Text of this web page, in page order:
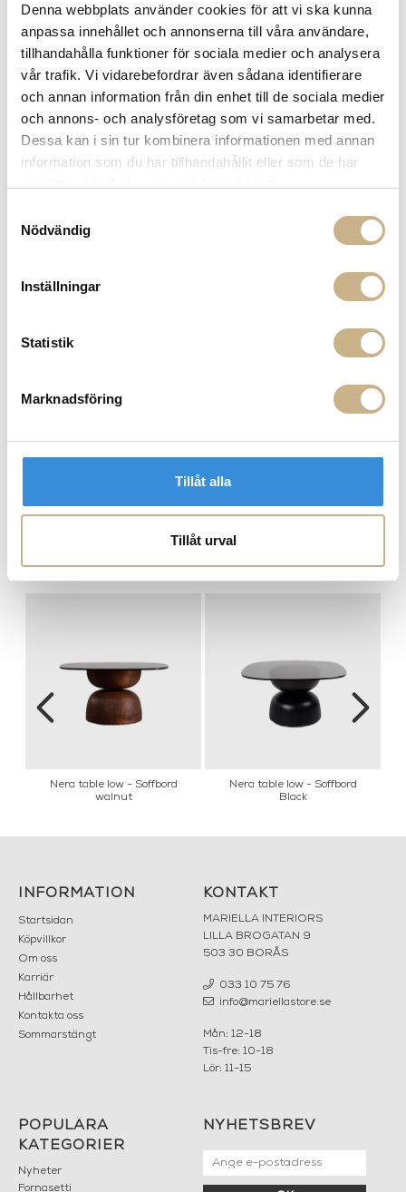
Denna webbplats använder cookies för att vi ska kunna
anpassa innehållet och annonserna till våra användare,
tillhandahålla funktioner för sociala medier och analysera
vår trafik. Vi vidarebefordrar även sådana identifierare
och annan information från din enhet till de sociala medier
och annons- och analysföretag som vi samarbetar med.
Dessa kan i sin tur kombinera informationen med annan
information som du har tillhandahållit eller som de har
Nödvändig
Inställningar
Statistik
Marknadsföring
Tillåt alla
Tillåt urval
nyhetsbrev
Fri frakt på mindra varor vid köp över 1000:-
900:- i frakt vid köp av större möbler
Hämta i butik
Nera table high - Sidobord i
Nera table low - Soffbord
walnut
Nera table low - Soffbord
Black
INFORMATION
Startsidan
Köpvillkor
Om oss
Karriär
Hållbarhet
Kontakta oss
Sommarstängt
KONTAKT
MARIELLA INTERIORS
LILLA BROGATAN 9
503 30 BORÅS
033 10 75 76
info@mariellastore.se
Mån: 12-18
Tis-fre: 10-18
Lör: 11-15
POPULÄRA
KATEGORIER
Nyheter
Fornasetti
NYHETSBREV